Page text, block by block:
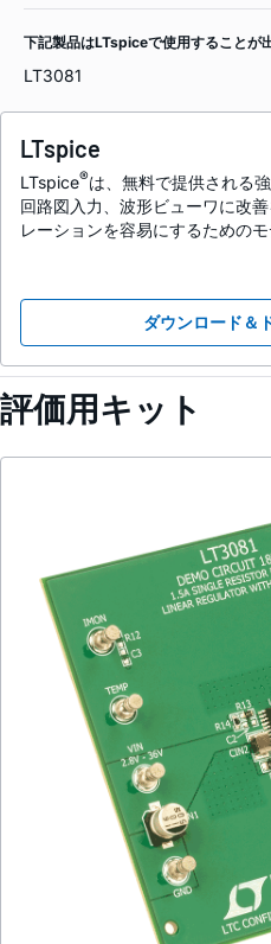
下記製品はLTspiceで使用することが
LT3081
LTspice
LTspice®は、無料で提供される
回路図入力、波形ビューワに改
レーションを容易にするための
ダウンロード＆
評価用キット